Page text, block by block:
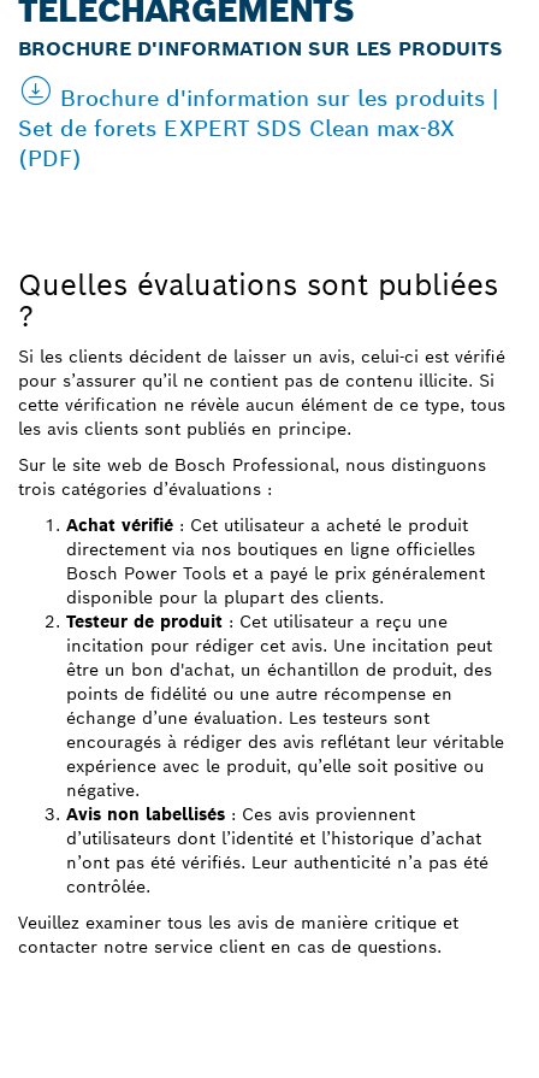
TÉLÉCHARGEMENTS
BROCHURE D'INFORMATION SUR LES PRODUITS
Brochure d'information sur les produits |
Set de forets EXPERT SDS Clean max-8X
(PDF)
Quelles évaluations sont publiées
?
Si les clients décident de laisser un avis, celui-ci est vérifié
pour s’assurer qu’il ne contient pas de contenu illicite. Si
cette vérification ne révèle aucun élément de ce type, tous
les avis clients sont publiés en principe.
Sur le site web de Bosch Professional, nous distinguons
trois catégories d’évaluations :
Achat vérifié : Cet utilisateur a acheté le produit
directement via nos boutiques en ligne officielles
Bosch Power Tools et a payé le prix généralement
disponible pour la plupart des clients.
Testeur de produit : Cet utilisateur a reçu une
incitation pour rédiger cet avis. Une incitation peut
être un bon d'achat, un échantillon de produit, des
points de fidélité ou une autre récompense en
échange d’une évaluation. Les testeurs sont
encouragés à rédiger des avis reflétant leur véritable
expérience avec le produit, qu’elle soit positive ou
négative.
Avis non labellisés : Ces avis proviennent
d’utilisateurs dont l’identité et l’historique d’achat
n’ont pas été vérifiés. Leur authenticité n’a pas été
contrôlée.
Veuillez examiner tous les avis de manière critique et
contacter notre service client en cas de questions.